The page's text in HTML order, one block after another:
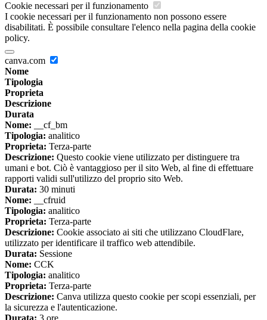
Cookie necessari per il funzionamento
I cookie necessari per il funzionamento non possono essere
disabilitati. È possibile consultare l'elenco nella pagina della cookie
policy.
canva.com
Nome
Tipologia
Proprieta
Descrizione
Durata
Nome: __cf_bm
Tipologia: analitico
Proprieta: Terza-parte
Descrizione: Questo cookie viene utilizzato per distinguere tra
umani e bot. Ciò è vantaggioso per il sito Web, al fine di effettuare
rapporti validi sull'utilizzo del proprio sito Web.
Durata: 30 minuti
Nome: __cfruid
Tipologia: analitico
Proprieta: Terza-parte
Descrizione: Cookie associato ai siti che utilizzano CloudFlare,
utilizzato per identificare il traffico web attendibile.
Durata: Sessione
Nome: CCK
Tipologia: analitico
Proprieta: Terza-parte
Descrizione: Canva utilizza questo cookie per scopi essenziali, per
la sicurezza e l'autenticazione.
Durata: 3 ore